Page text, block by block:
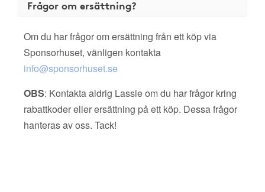
Frågor om ersättning?
Om du har frågor om ersättning från ett köp via
Sponsorhuset, vänligen kontakta
info@sponsorhuset.se
OBS: Kontakta aldrig Lassie om du har frågor kring
rabattkoder eller ersättning på ett köp. Dessa frågor
hanteras av oss. Tack!